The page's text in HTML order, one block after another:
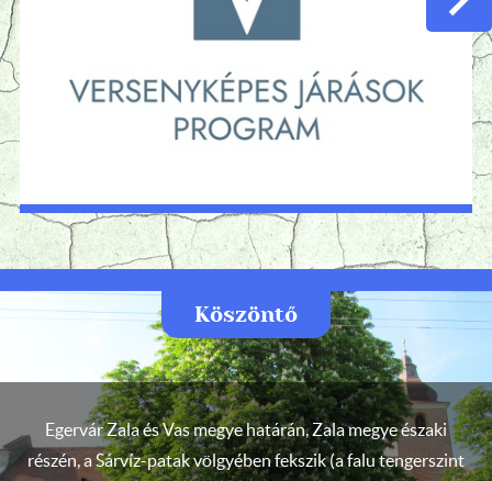
Köszöntő
Egervár Zala és Vas megye határán, Zala megye északi
részén, a Sárvíz-patak völgyében fekszik (a falu tengerszint